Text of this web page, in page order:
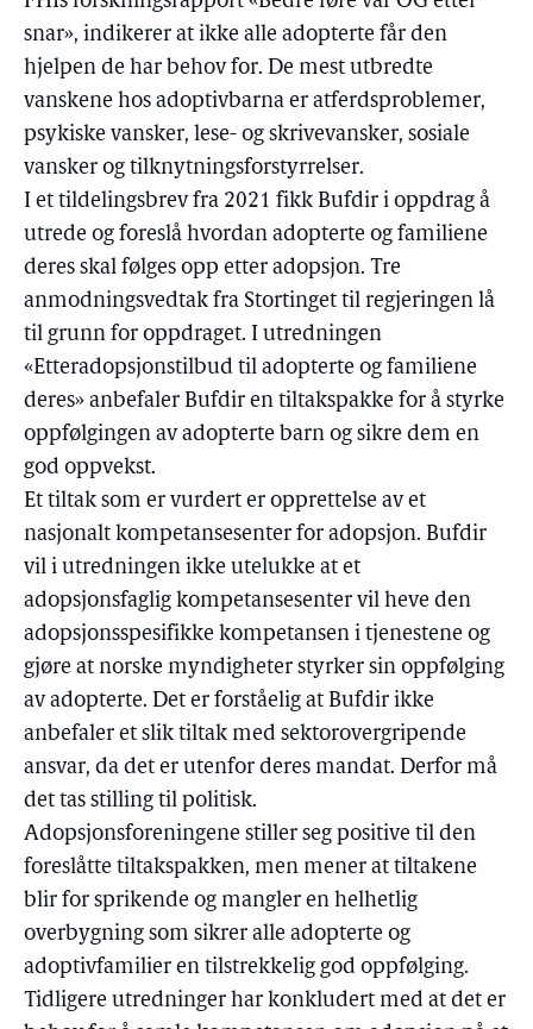
snar», indikerer at ikke alle adopterte får den
hjelpen de har behov for. De mest utbredte
vanskene hos adoptivbarna er atferdsproblemer,
psykiske vansker, lese- og skrivevansker, sosiale
vansker og tilknytningsforstyrrelser.
I et tildelingsbrev fra 2021 fikk Bufdir i oppdrag å
utrede og foreslå hvordan adopterte og familiene
deres skal følges opp etter adopsjon. Tre
anmodningsvedtak fra Stortinget til regjeringen lå
til grunn for oppdraget. I utredningen
«Etteradopsjonstilbud til adopterte og familiene
deres» anbefaler Bufdir en tiltakspakke for å styrke
oppfølgingen av adopterte barn og sikre dem en
god oppvekst.
Et tiltak som er vurdert er opprettelse av et
nasjonalt kompetansesenter for adopsjon. Bufdir
vil i utredningen ikke utelukke at et
adopsjonsfaglig kompetansesenter vil heve den
adopsjonsspesifikke kompetansen i tjenestene og
gjøre at norske myndigheter styrker sin oppfølging
av adopterte. Det er forståelig at Bufdir ikke
anbefaler et slik tiltak med sektorovergripende
ansvar, da det er utenfor deres mandat. Derfor må
det tas stilling til politisk.
Adopsjonsforeningene stiller seg positive til den
foreslåtte tiltakspakken, men mener at tiltakene
blir for sprikende og mangler en helhetlig
overbygning som sikrer alle adopterte og
adoptivfamilier en tilstrekkelig god oppfølging.
Tidligere utredninger har konkludert med at det er